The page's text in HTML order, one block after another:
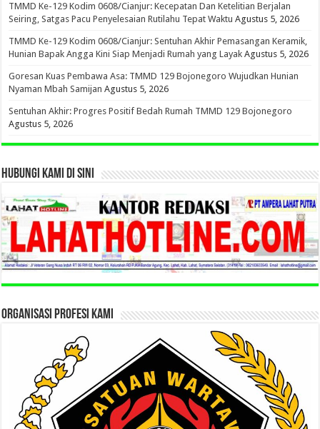
TMMD Ke-129 Kodim 0608/Cianjur: Kecepatan Dan Ketelitian Berjalan
Seiring, Satgas Pacu Penyelesaian Rutilahu Tepat Waktu Agustus 5, 2026
TMMD Ke-129 Kodim 0608/Cianjur: Sentuhan Akhir Pemasangan Keramik,
Hunian Bapak Angga Kini Siap Menjadi Rumah yang Layak Agustus 5, 2026
Goresan Kuas Pembawa Asa: TMMD 129 Bojonegoro Wujudkan Hunian
Nyaman Mbah Samijan Agustus 5, 2026
Sentuhan Akhir: Progres Positif Bedah Rumah TMMD 129 Bojonegoro
Agustus 5, 2026
HUBUNGI KAMI DI SINI
ORGANISASI PROFESI KAMI